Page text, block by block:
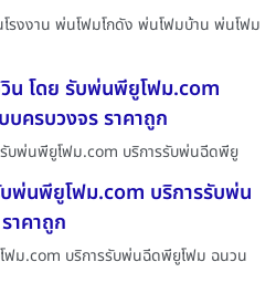
งงาน พ่นโฟมโกดัง พ่นโฟมบ้าน พ่นโฟม
น โดย รับพ่นพียูโฟม.com
ครบวงจร ราคาถูก
บพ่นพียูโฟม.com บริการรับพ่นฉีดพียู
พ่นพียูโฟม.com บริการรับพ่น
าคาถูก
ม.com บริการรับพ่นฉีดพียูโฟม ฉนวน